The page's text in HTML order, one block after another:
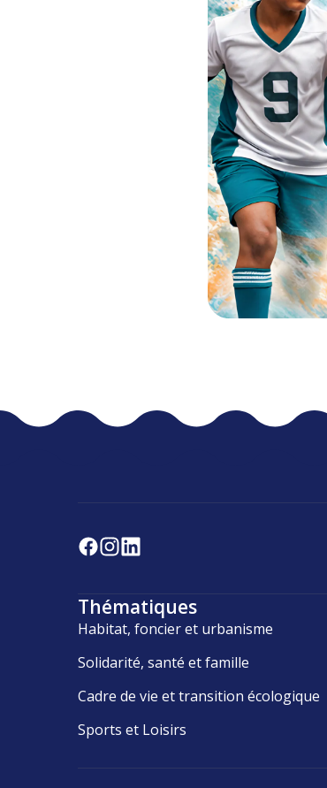
Thématiques
Habitat, foncier et urbanisme
Solidarité, santé et famille
Cadre de vie et transition écologique
Sports et Loisirs